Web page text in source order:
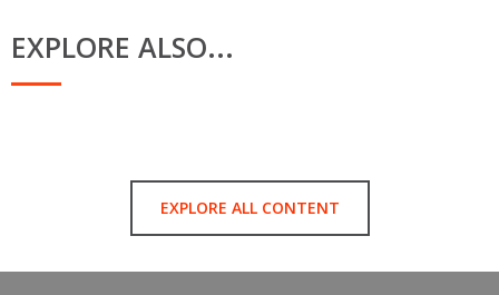
EXPLORE ALSO...
EXPLORE ALL CONTENT